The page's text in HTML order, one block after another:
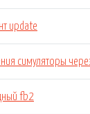
update
симуляторы
fb2